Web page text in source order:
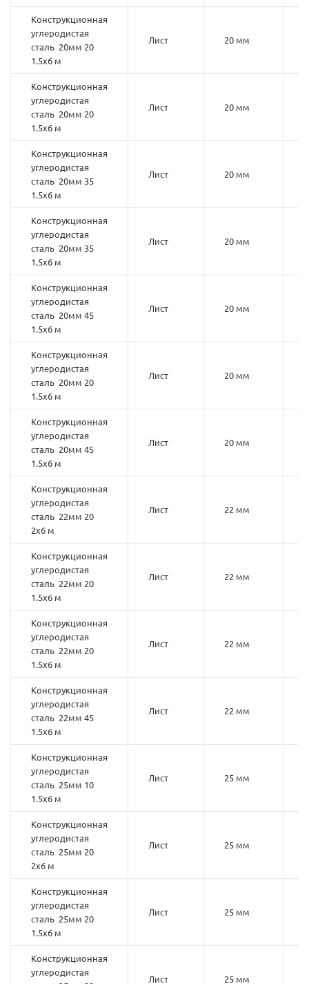
Конструкционная
углеродистая
сталь 20мм 20
1.5х6 м
Лист 20 мм
Конструкционная
углеродистая
сталь 20мм 20
1.5х6 м
Лист 20 мм
Конструкционная
углеродистая
сталь 20мм 35
1.5х6 м
Лист 20 мм
Конструкционная
углеродистая
сталь 20мм 35
1.5х6 м
Лист 20 мм
Конструкционная
углеродистая
сталь 20мм 45
1.5х6 м
Лист 20 мм
Конструкционная
углеродистая
сталь 20мм 20
1.5х6 м
Лист 20 мм
Конструкционная
углеродистая
сталь 20мм 45
1.5х6 м
Лист 20 мм
Конструкционная
углеродистая
сталь 22мм 20
2х6 м
Лист 22 мм
Конструкционная
углеродистая
сталь 22мм 20
1.5х6 м
Лист 22 мм
Конструкционная
углеродистая
сталь 22мм 20
1.5х6 м
Лист 22 мм
Конструкционная
углеродистая
сталь 22мм 45
1.5х6 м
Лист 22 мм
Конструкционная
углеродистая
сталь 25мм 10
1.5х6 м
Лист 25 мм
Конструкционная
углеродистая
сталь 25мм 20
2х6 м
Лист 25 мм
Конструкционная
углеродистая
сталь 25мм 20
1.5х6 м
Лист 25 мм
Конструкционная
углеродистая
Лист 25 мм